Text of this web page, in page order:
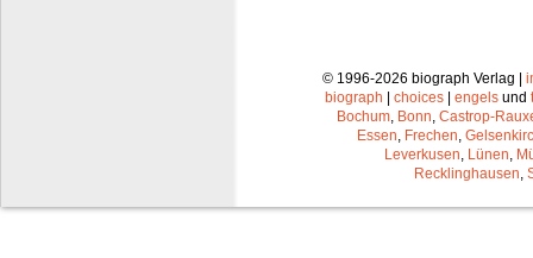
© 1996-2026 biograph Verlag |
biograph | choices | engels und
Bochum Bonn Castrop-
Essen Frechen
Leverkusen Lünen
Recklinghausen